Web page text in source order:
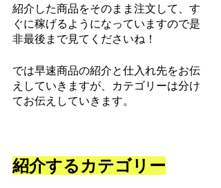
紹介した商品をそのまま注文して、す
ぐに稼げるようになっていますので是
非最後まで見てくださいね！
では早速商品の紹介と仕入れ先をお伝
えしていきますが、カテゴリーは分け
てお伝えしていきます。
紹介するカテゴリー